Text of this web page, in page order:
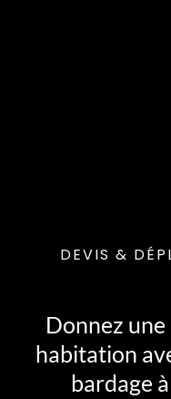
DEVIS &
Donnez
habitation
bardage